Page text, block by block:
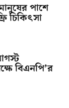
পাশে
চিকিৎসা
বিএনপি’র